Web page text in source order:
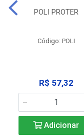
POLI PROTER
Código: POLI
R$ 57,32
Adicionar